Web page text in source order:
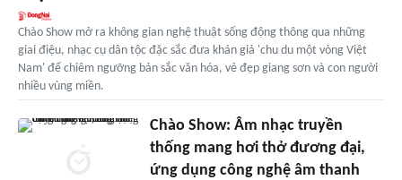
Chào Show mở ra không gian nghệ thuật sống động thông qua những
giai điệu, nhạc cụ dân tộc đặc sắc đưa khán giả 'chu du một vòng Việt
Nam' để chiêm ngưỡng bản sắc văn hóa, vẻ đẹp giang sơn và con người
nhiều vùng miền.
Chào Show: Âm nhạc truyền
thống mang hơi thở đương đại,
ứng dụng công nghệ âm thanh